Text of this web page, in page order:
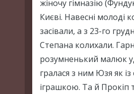
жіночу гімназію
Києві. Навесні молоді
засівали, а з 23-го
Степана колихали.
розумненький малюк
гралася з ним Юзя як
іграшкою. Та й Прокіп